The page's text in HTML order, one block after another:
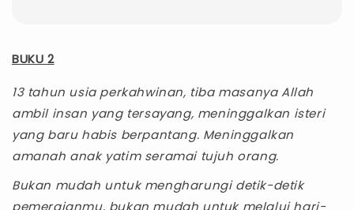
BUKU 2
13 tahun usia perkahwinan, tiba masanya Allah
ambil insan yang tersayang, meninggalkan isteri
yang baru habis berpantang. Meninggalkan
amanah anak yatim seramai tujuh orang.
Bukan mudah untuk mengharungi detik-detik
pemergianmu, bukan mudah untuk melalui hari-